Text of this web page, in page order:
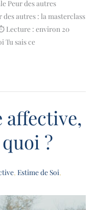
Peur des autres
autres : la masterclass
Lecture : environ 20
Tu sais ce
affective,
?
, Estime de Soi,